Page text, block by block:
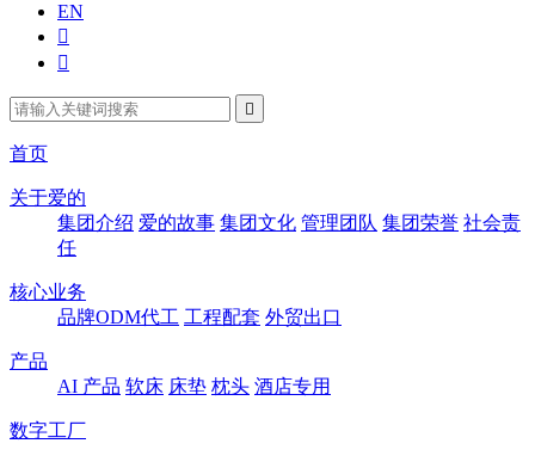
EN



首页
关于爱的
集团介绍 爱的故事 集团文化 管理团队 集团荣誉 社会责
任
核心业务
品牌ODM代工 工程配套 外贸出口
产品
AI 产品 软床 床垫 枕头 酒店专用
数字工厂